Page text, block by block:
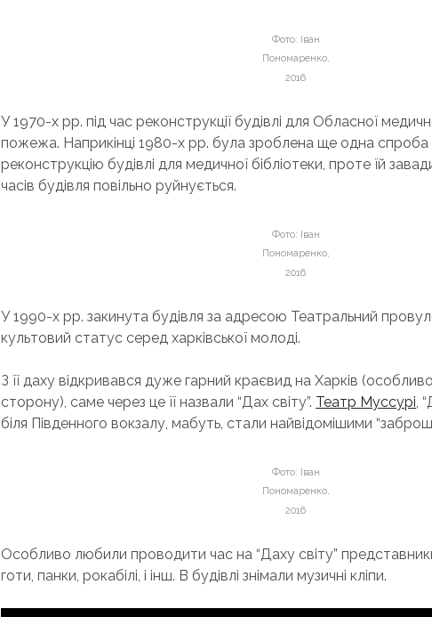
Фото: Іван
Пономаренко,
2016
У 1970-х рр. під час реконструкції будівлі для Обласної
пожежа. Наприкінці 1980-х рр. була зроблена ще одна
реконструкцію будівлі для медичної бібліотеки, проте їй
часів будівля повільно руйнується.
Фото: Іван
Пономаренко,
2016
У 1990-х рр. закинута будівля за адресою Театральний
культовий статус серед харківської молоді.
З її даху відкривався дуже гарний краєвид на Харків
сторону), саме через це її назвали “Дах світу”. Театр Муссурі,
біля Південного вокзалу, мабуть, стали найвідомішими
Фото: Іван
Пономаренко,
2016
Особливо любили проводити час на “Даху світу”
готи, панки, рокабілі, і інш. В будівлі знімали музичні кліпи.